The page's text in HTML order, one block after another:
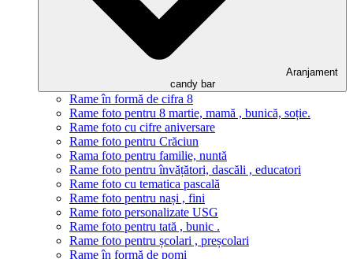
Aranjament
candy bar
Rame în formă de cifra 8
Rame foto pentru 8 martie, mamă , bunică, soție.
Rame foto cu cifre aniversare
Rame foto pentru Crăciun
Rama foto pentru familie, nuntă
Rame foto pentru învățători, dascăli , educatori
Rame foto cu tematica pascală
Rame foto pentru nași , fini
Rame foto personalizate USG
Rame foto pentru tată , bunic .
Rame foto pentru școlari , preșcolari
Rame în formă de pomi